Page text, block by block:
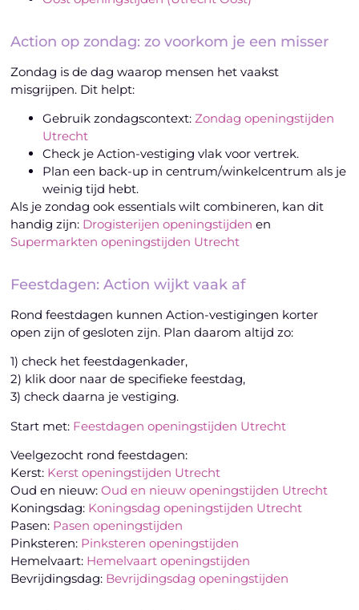
Action op zondag: zo voorkom je een misser
Zondag is de dag waarop mensen het vaakst
misgrijpen. Dit helpt:
Gebruik zondagscontext:Zondag openingstijden
Utrecht
Check je Action-vestiging vlak voor vertrek.
Plan een back-up in centrum/winkelcentrum als je
weinig tijd hebt.
Als je zondag ook essentials wilt combineren, kan dit
handig zijn: Drogisterijen openingstijden en
Supermarkten openingstijden Utrecht
Feestdagen: Action wijkt vaak af
Rond feestdagen kunnen Action-vestigingen korter
open zijn of gesloten zijn. Plan daarom altijd zo:
1) check het feestdagenkader,
2) klik door naar de specifieke feestdag,
3) check daarna je vestiging.
Start met: Feestdagen openingstijden Utrecht
Veelgezocht rond feestdagen:
Kerst: Kerst openingstijden Utrecht
Oud en nieuw:Oud en nieuw openingstijden Utrecht
Koningsdag: Koningsdag openingstijden Utrecht
Pasen: Pasen openingstijden
Pinksteren: Pinksteren openingstijden
Hemelvaart: Hemelvaart openingstijden
Bevrijdingsdag: Bevrijdingsdag openingstijden